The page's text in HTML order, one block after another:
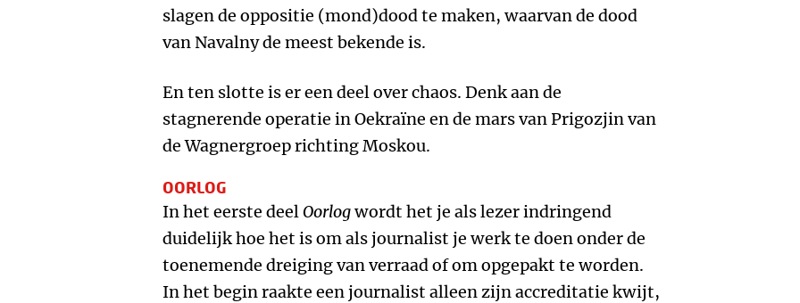
slagen de oppositie (mond)dood te maken, waarvan de dood
van Navalny de meest bekende is.
En ten slotte is er een deel over chaos. Denk aan de
stagnerende operatie in Oekraïne en de mars van Prigozjin van
de Wagnergroep richting Moskou.
OORLOG
In het eerste deelOorlogwordt het je als lezer indringend
duidelijk hoe het is om als journalist je werk te doen onder de
toenemende dreiging van verraad of om opgepakt te worden.
In het begin raakte een journalist alleen zijn accreditatie kwijt,